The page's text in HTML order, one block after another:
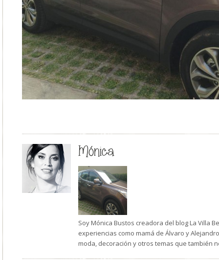
Mónica
Soy Mónica Bustos creadora del blog La Villa
experiencias como mamá de Álvaro y
moda, decoración y otros temas que también